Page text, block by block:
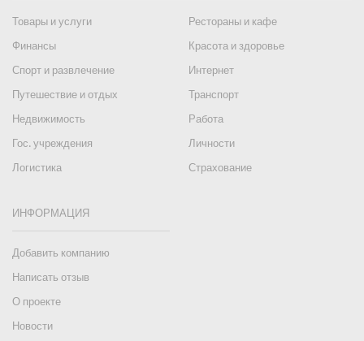
Товары и услуги
Рестораны и кафе
Финансы
Красота и здоровье
Спорт и развлечение
Интернет
Путешествие и отдых
Транспорт
Недвижимость
Работа
Гос. учреждения
Личности
Логистика
Страхование
ИНФОРМАЦИЯ
Добавить компанию
Написать отзыв
О проекте
Новости